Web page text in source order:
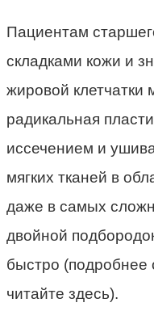
Пациентам
складками кожи и
жировой клетчатки
радикальная
иссечением и
мягких тканей в
даже в самых
двойной
быстро (подробнее
читайте здесь).